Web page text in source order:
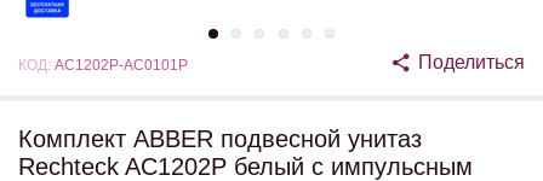
КОД: AC1202P-AC0101P Поделиться
Комплект ABBER подвесной унитаз
Rechteck AC1202P белый с импульсным